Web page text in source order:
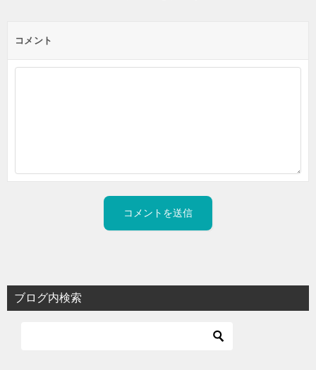
コメント
ブログ内検索